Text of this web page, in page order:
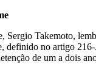
Sergio Takemoto,
definido no artigo
de um a dois